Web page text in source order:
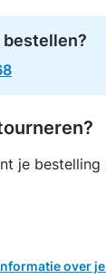
je bestelling
over